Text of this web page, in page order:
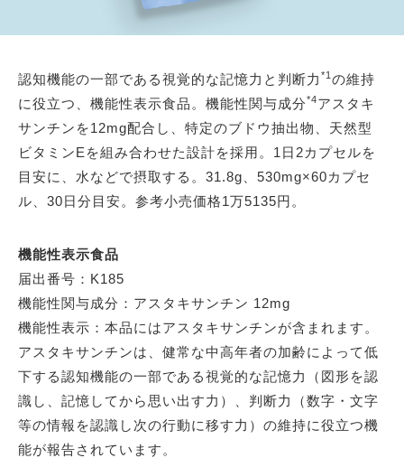
認知機能の一部である視覚的な記憶力と判断力 *1 の維持
に役立つ、機能性表示食品。機能性関与成分*4アスタキ
サンチンを12mg配合し、特定のブドウ抽出物、天然型
ビタミンEを組み合わせた設計を採用。1日2カプセルを
目安に、水などで摂取する。31.8g、530mg×60カプセ
ル、30日分目安。参考小売価格1万5135円。
機能性表示食品
届出番号：K185
機能性関与成分：アスタキサンチン 12mg
機能性表示：本品にはアスタキサンチンが含まれます。
アスタキサンチンは、健常な中高年者の加齢によって低
下する認知機能の一部である視覚的な記憶力（図形を認
識し、記憶してから思い出す力）、判断力（数字・文字
等の情報を認識し次の行動に移す力）の維持に役立つ機
能が報告されています。